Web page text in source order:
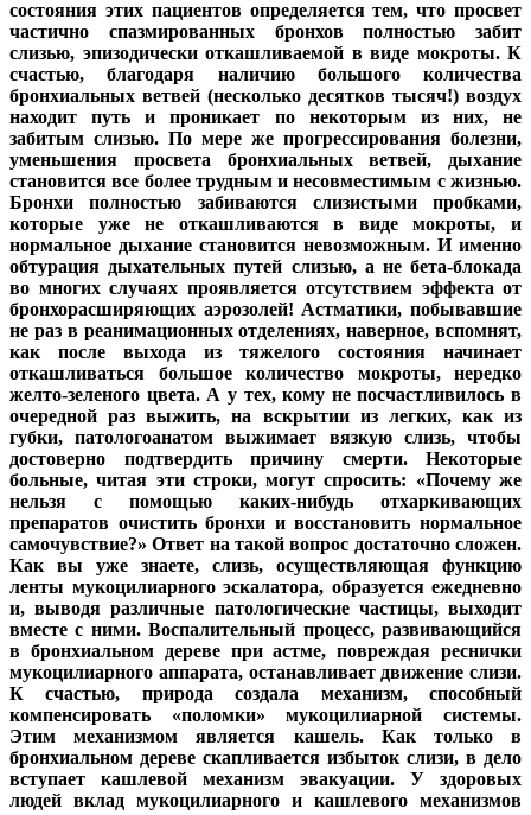
состояния этих пациентов определяется тем, что просвет
частично спазмированных бронхов полностью забит
слизью, эпизодически откашливаемой в виде мокроты. К
счастью, благодаря наличию большого количества
бронхиальных ветвей (несколько десятков тысяч!) воздух
находит путь и проникает по некоторым из них, не
забитым слизью. По мере же прогрессирования болезни,
уменьшения просвета бронхиальных ветвей, дыхание
становится все более трудным и несовместимым с жизнью.
Бронхи полностью забиваются слизистыми пробками,
которые уже не откашливаются в виде мокроты, и
нормальное дыхание становится невозможным. И именно
обтурация дыхательных путей слизью, а не бета-блокада
во многих случаях проявляется отсутствием эффекта от
бронхорасширяющих аэрозолей! Астматики, побывавшие
не раз в реанимационных отделениях, наверное, вспомнят,
как после выхода из тяжелого состояния начинает
откашливаться большое количество мокроты, нередко
желто-зеленого цвета. А у тех, кому не посчастливилось в
очередной раз выжить, на вскрытии из легких, как из
губки, патологоанатом выжимает вязкую слизь, чтобы
достоверно подтвердить причину смерти. Некоторые
больные, читая эти строки, могут спросить: «Почему же
нельзя с помощью каких-нибудь отхаркивающих
препаратов очистить бронхи и восстановить нормальное
самочувствие?» Ответ на такой вопрос достаточно сложен.
Как вы уже знаете, слизь, осуществляющая функцию
ленты мукоцилиарного эскалатора, образуется ежедневно
и, выводя различные патологические частицы, выходит
вместе с ними. Воспалительный процесс, развивающийся
в бронхиальном дереве при астме, повреждая реснички
мукоцилиарного аппарата, останавливает движение слизи.
К счастью, природа создала механизм, способный
компенсировать «поломки» мукоцилиарной системы.
Этим механизмом является кашель. Как только в
бронхиальном дереве скапливается избыток слизи, в дело
вступает кашлевой механизм эвакуации. У здоровых
людей вклад мукоцилиарного и кашлевого механизмов